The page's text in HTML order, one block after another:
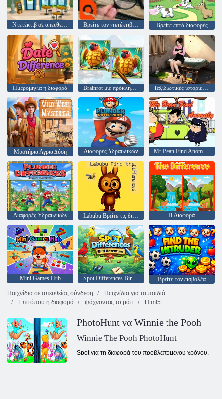
Βρείτε τον ντετέκτιβ των διαφορών Βρείτε επτά διαφορές
Ημερομηνία η διαφορά Brainrot μια πρόκληση διαφοράς Ταξιδιωτικές ιστορίες στην Ασία
Μυστήρια Άγρια Δύση Διαφορές Υδραυλικών Mr Bean Find Anomaly
Διαφορές Υδραυλικών Labubu Βρείτε τις διαφορές Η Διαφορά
Mini Games Hub Spot Differences Bird Adventure
Βρείτε τον εισβολέα
Παιχνίδια σε απευθείας σύνδεση
Παιχνίδια για τα παιδιά
Επιτόπου η διαφορά
ψάχνοντας το μάτι Html5
PhotoHunt να Winnie the Pooh
Winnie The Pooh PhotoHunt
Spot για τη διαφορά του προβλεπόμενου χρόνου.